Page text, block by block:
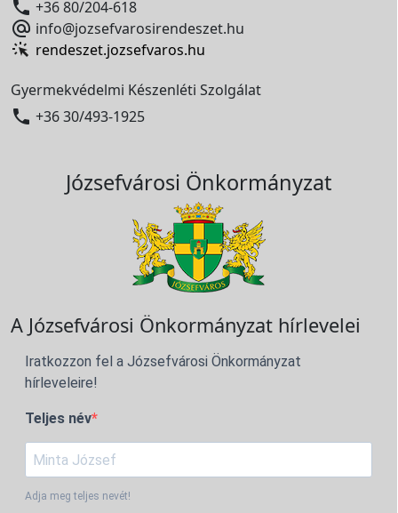
 +36 80/204-618
 info@jozsefvarosirendeszet.hu
rendeszet.jozsefvaros.hu
Gyermekvédelmi Készenléti Szolgálat
 +36 30/493-1925
Józsefvárosi Önkormányzat
A Józsefvárosi Önkormányzat hírlevelei
Iratkozzon fel a Józsefvárosi Önkormányzat
hírleveleire!
Teljes név
Adja meg teljes nevét!